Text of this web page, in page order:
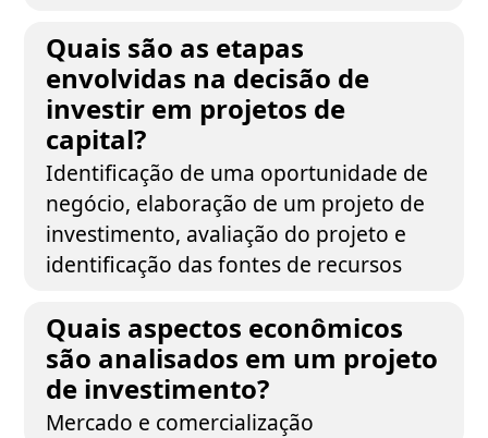
Quais são as etapas
envolvidas na decisão de
investir em projetos de
capital?
Identificação de uma oportunidade de
negócio, elaboração de um projeto de
investimento, avaliação do projeto e
identificação das fontes de recursos
Quais aspectos econômicos
são analisados em um projeto
de investimento?
Mercado e comercialização